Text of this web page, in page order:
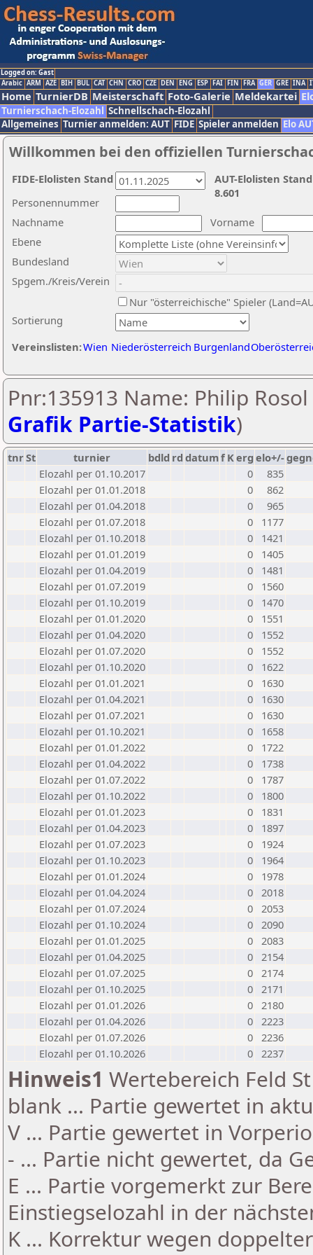
Logged on: Gast
Arabic ARM AZE BIH BUL CAT CHN CRO CZE DEN ENG ESP FAI FIN FRA GER GRE INA
Home TurnierDB Meisterschaft Foto-Galerie Meldekartei
Turnierschach-Elozahl Schnellschach-Elozahl
Allgemeines Turnier anmelden: AUT FIDE Spieler anmelden Elo
Willkommen bei den offiziellen
Nachname
Vorname
Ebene
Sortierung
Personennummer
Bundesland
Spgem./Kreis/Verein
Nur "österreichische" Spieler
Vereinslisten:Wien Niederösterreich Burgenland
AUT-Elolisten
8.601
FIDE-Elolisten Stand
Pnr:135913 Name: Philip Rosol
Grafik Partie-Statistik)
tnrSt turnier bdld rd datumf Kerg elo+/-
Elozahl per 01.10.2017
0
835
Elozahl per 01.01.2018
0
862
Elozahl per 01.04.2018
0
965
Elozahl per 01.07.2018
0
1177
Elozahl per 01.10.2018
0
1421
Elozahl per 01.01.2019
0
1405
Elozahl per 01.04.2019
0
1481
Elozahl per 01.07.2019
0
1560
Elozahl per 01.10.2019
0
1470
Elozahl per 01.01.2020
0
1551
Elozahl per 01.04.2020
0
1552
Elozahl per 01.07.2020
0
1552
Elozahl per 01.10.2020
0
1622
Elozahl per 01.01.2021
0
1630
Elozahl per 01.04.2021
0
1630
Elozahl per 01.07.2021
0
1630
Elozahl per 01.10.2021
0
1658
Elozahl per 01.01.2022
0
1722
Elozahl per 01.04.2022
0
1738
Elozahl per 01.07.2022
0
1787
Elozahl per 01.10.2022
0
1800
Elozahl per 01.01.2023
0
1831
Elozahl per 01.04.2023
0
1897
Elozahl per 01.07.2023
0
1924
Elozahl per 01.10.2023
0
1964
Elozahl per 01.01.2024
0
1978
Elozahl per 01.04.2024
0 2018
Elozahl per 01.07.2024
0 2053
Elozahl per 01.10.2024
0 2090
Elozahl per 01.01.2025
0 2083
Elozahl per 01.04.2025
0 2154
Elozahl per 01.07.2025
0 2174
Elozahl per 01.10.2025
0 2171
Elozahl per 01.01.2026
0 2180
Elozahl per 01.04.2026
0 2223
Elozahl per 01.07.2026
0 2236
Elozahl per 01.10.2026
0 2237
Hinweis1 Wertebereich Feld
blank ... Partie gewertet in
V ... Partie gewertet in
- ... Partie nicht gewertet, da
E ... Partie vorgemerkt zur
Einstiegselozahl in der
K ... Korrektur wegen